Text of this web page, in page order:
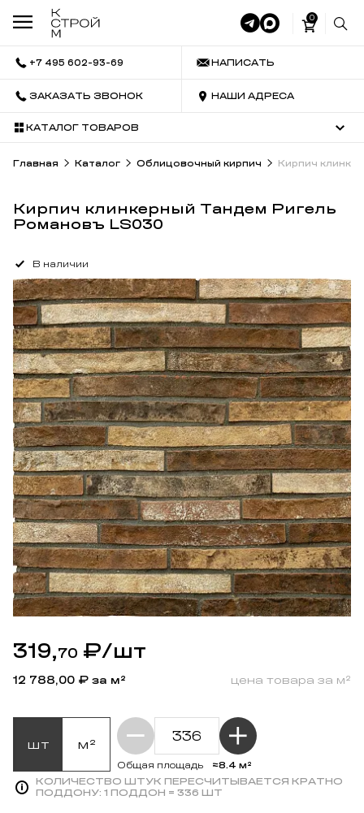
0
+7 495 602-93-69 НАПИСАТЬ
ЗАКАЗАТЬ ЗВОНОК НАШИ АДРЕСА
КАТАЛОГ ТОВАРОВ
Главная Каталог Облицовочный кирпич Кирпич
Кирпич клинкерный Тандем Ригель
Романовъ LS030
В наличии
319,70 ₽/шт
12 788,00 ₽ за м² цена товара за м²
шт м²
Общая площадь
≈8.4 м²
КОЛИЧЕСТВО ШТУК ПЕРЕСЧИТЫВАЕТСЯ КРАТНО
ПОДДОНУ: 1 ПОДДОН = 336 ШТ